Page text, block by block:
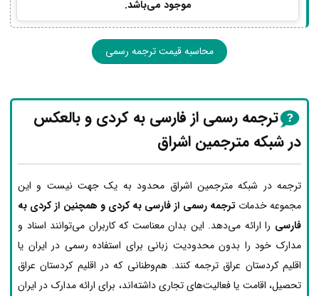
موجود می‌باشد.
محاسبه قیمت ترجمه رسمی
ترجمه رسمی از فارسی به کردی و بالعکس
در شبکه مترجمین اشراق
ترجمه در شبکه مترجمین اشراق محدود به یک جهت نیست و این
مجموعه خدمات ترجمه رسمی از فارسی به کردی و همچنین از کردی به
فارسی را ارائه می‌دهد. این بدان معناست که کاربران می‌توانند اسناد و
مدارک خود را بدون محدودیت زبانی برای استفاده رسمی در ایران یا
اقلیم کردستان عراق ترجمه کنند. هم‌وطنانی که در اقلیم کردستان عراق
تحصیل، اقامت یا فعالیت‌های تجاری داشته‌اند، برای ارائه مدارک در ایران